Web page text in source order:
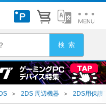
＞ 2DS 周辺機器 ＞ 2DS用保護